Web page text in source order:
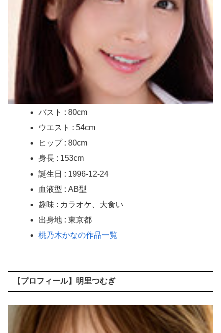
クーラーボックス積んで出発→途中で買い足し…50代公務員の“ドライブ”が地獄すぎた 他
【画像】長濱ねる(27歳)の乳がヤバイと話題にｗｗｗｗ1700万バズｗｗｗｗｗｗｗｗｗｗ 他
【画像】人気Vチューバーさん、とんでもない姿を披露ｗｗｗｗｗｗｗｗｗｗ 他
Powered by livedoor 相互RSS
バスト : 80cm
ウエスト : 54cm
ヒップ : 80cm
身長 : 153cm
誕生日 : 1996-12-24
血液型 : AB型
趣味 : カラオケ、大食い
出身地 : 東京都
桃乃木かなの作品一覧
【プロフィール】明里つむぎ